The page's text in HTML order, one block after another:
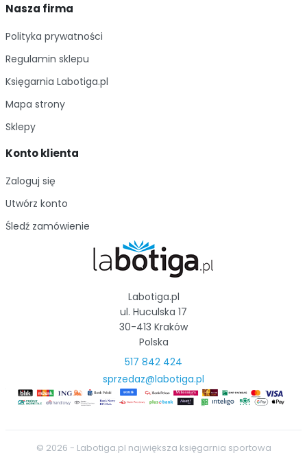
Nasza firma
Polityka prywatności
Regulamin sklepu
Księgarnia Labotiga.pl
Mapa strony
Sklepy
Konto klienta
Zaloguj się
Utwórz konto
Śledź zamówienie
Labotiga.pl
ul. Huculska 17
30-413 Kraków
Polska
517 842 424
sprzedaz@labotiga.pl
© 2026 - Labotiga.pl największa księgarnia sportowa